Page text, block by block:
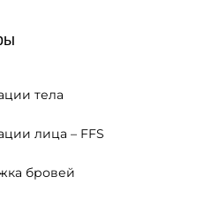
тела
лица – FFS
бровей